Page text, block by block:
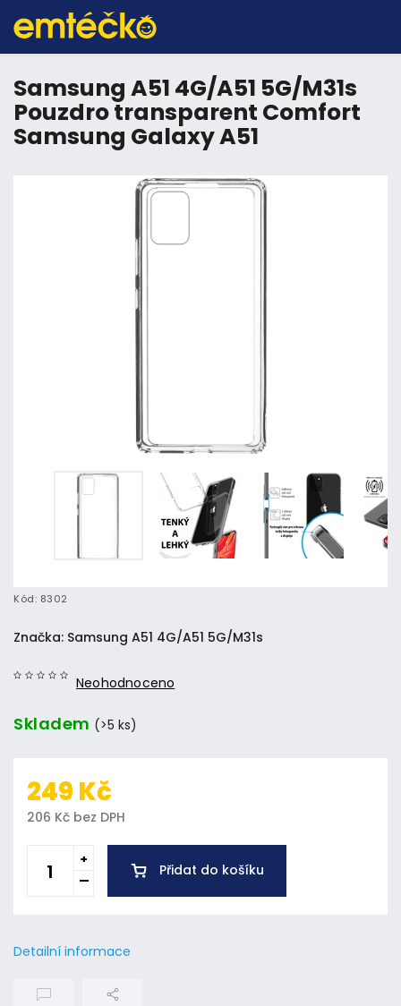
Samsung A51 4G/A51 5G/M31s
Pouzdro transparent Comfort
Samsung Galaxy A51
Kód: 8302
Neohodnoceno
Značka: Samsung A51 4G/A51 5G/M31s
Skladem (>5 ks)
249 Kč
206 Kč bez DPH
Přidat do košíku
Detailní informace